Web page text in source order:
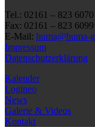
Tel.: 02161 – 823 6070
Fax: 02161 – 823 6099
E-Mail: huma@huma-
Impressum
Datenschutzerklärung
Kalender
Logineo
News
Galerie & Videos
Kontakt